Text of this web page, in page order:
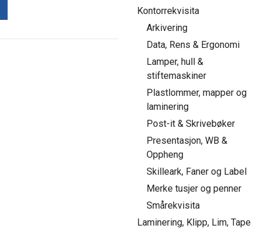
Kontorrekvisita
Arkivering
Data, Rens & Ergonomi
Lamper, hull &
stiftemaskiner
Plastlommer, mapper og
laminering
Post-it & Skrivebøker
Presentasjon, WB &
Oppheng
Skilleark, Faner og Label
Merke tusjer og penner
Smårekvisita
Laminering, Klipp, Lim, Tape